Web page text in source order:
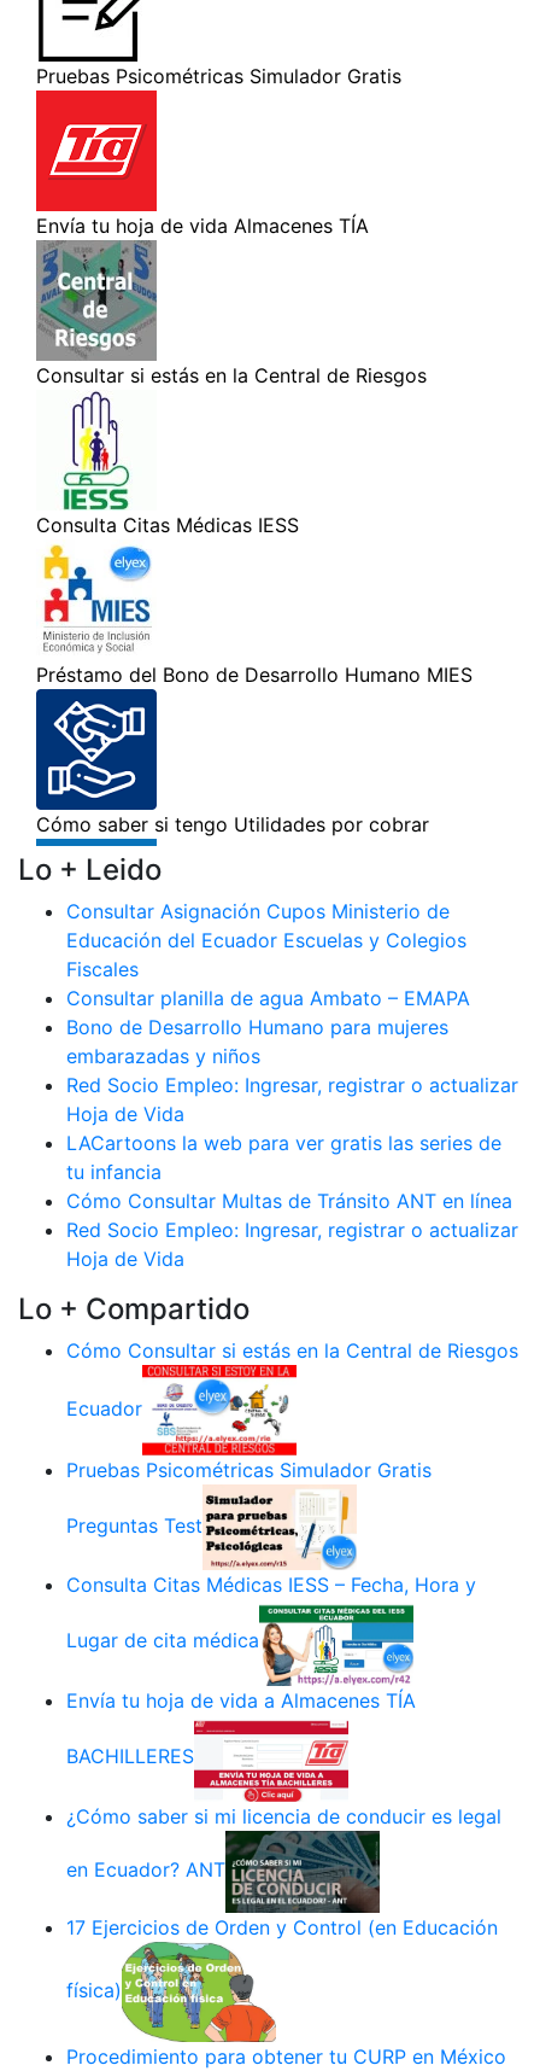
Lo + Leido
Consultar Asignación Cupos Ministerio de
Educación del Ecuador Escuelas y Colegios
Fiscales
Consultar planilla de agua Ambato – EMAPA
Bono de Desarrollo Humano para mujeres
embarazadas y niños
Red Socio Empleo: Ingresar, registrar o actualizar
Hoja de Vida
LACartoons la web para ver gratis las series de
tu infancia
Cómo Consultar Multas de Tránsito ANT en línea
Red Socio Empleo: Ingresar, registrar o actualizar
Hoja de Vida
Lo + Compartido
Cómo Consultar si estás en la Central de Riesgos
Ecuador
Pruebas Psicométricas Simulador Gratis
Preguntas Test
Consulta Citas Médicas IESS – Fecha, Hora y
Lugar de cita médica
Envía tu hoja de vida a Almacenes TÍA
BACHILLERES
¿Cómo saber si mi licencia de conducir es legal
en Ecuador? ANT
17 Ejercicios de Orden y Control (en Educación
física)
Procedimiento para obtener tu CURP en México